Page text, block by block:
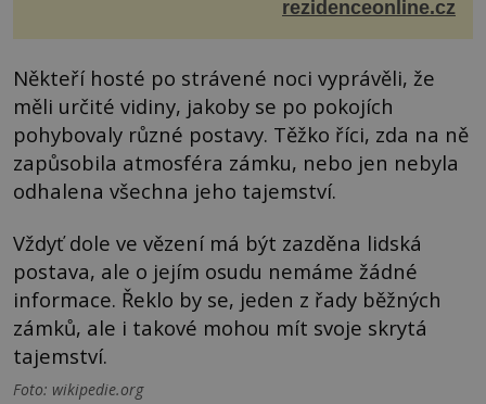
vypadá její domov právě takto? Interié...rezidenceonline.cz
Někteří hosté po strávené noci vyprávěli, že
měli určité vidiny, jakoby se po pokojích
pohybovaly různé postavy. Těžko říci, zda na ně
zapůsobila atmosféra zámku, nebo jen nebyla
odhalena všechna jeho tajemství.
Vždyť dole ve vězení má být zazděna lidská
postava, ale o jejím osudu nemáme žádné
informace. Řeklo by se, jeden z řady běžných
zámků, ale i takové mohou mít svoje skrytá
tajemství.
Foto: wikipedie.org